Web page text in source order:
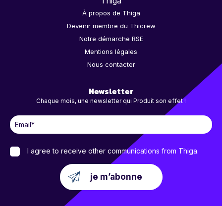
À propos de Thiga
Devenir membre du Thicrew
Notre démarche RSE
Mentions légales
Nous contacter
Newsletter
Chaque mois, une newsletter qui Produit son effet !
I agree to receive other communications from Thiga.